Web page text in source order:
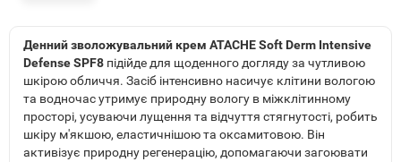
Денний зволожувальний крем ATACHE Soft Derm Intensive
Defense SPF8 підійде для щоденного догляду за чутливою
шкірою обличчя. Засіб інтенсивно насичує клітини вологою
та водночас утримує природну вологу в міжклітинному
просторі, усуваючи лущення та відчуття стягнутості, робить
шкіру м'якшою, еластичнішою та оксамитовою. Він
активізує природну регенерацію, допомагаючи загоювати